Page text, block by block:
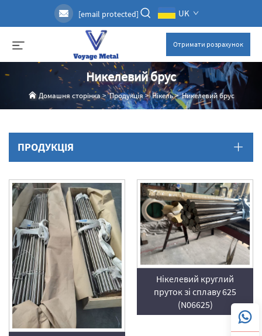
[email protected] UK
Отримати розрахунок
Никелевий брус
Домашня сторінка>Продукція>Нікель>Никелевий брус
ПРОДУКЦІЯ
Нікелевий круглий
пруток зі сплаву 625
(N06625)